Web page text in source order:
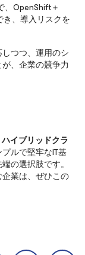
、OpenShift＋
、導入リスクを
つつ、運用のシ
、企業の競争力
ハイブリッドクラ
ルで堅牢なIT基
の選択肢です。
業は、ぜひこの